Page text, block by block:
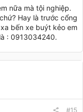
gian: 6h nghĩa là
biết rõ giới tính
rất vui nữa!
e được tham gia
người để
nghĩ tiếp nữa
bác lại không có
dễ tính. Ai nói gì
memboys chút
nữa mà tội nghiệp.
Hay là trước cổng
bến xe buýt kẻo em
: 0913034240.
#15